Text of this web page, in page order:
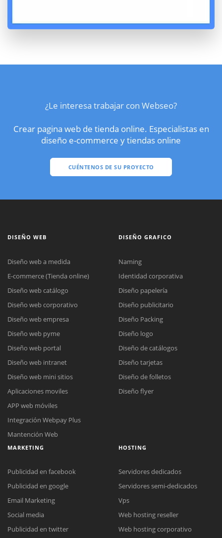
¿Le interesa trabajar con Webseo?
Crear pagina web de tienda online. Especialistas en
diseño e-commerce y tiendas online
CUÉNTENOS DE SU PROYECTO
DISEÑO WEB
Diseño web a medida
E-commerce (Tienda online)
Diseño web catálogo
Diseño web corporativo
Diseño web empresa
Diseño web pyme
Diseño web portal
Diseño web intranet
Diseño web mini sitios
Aplicaciones moviles
APP web móviles
Integración Webpay Plus
Mantención Web
DISEÑO GRAFICO
Naming
Identidad corporativa
Diseño papelería
Diseño publicitario
Diseño Packing
Diseño logo
Diseño de catálogos
Diseño tarjetas
Diseño de folletos
Diseño flyer
MARKETING
Publicidad en facebook
Publicidad en google
Email Marketing
Social media
Publicidad en twitter
HOSTING
Servidores dedicados
Servidores semi-dedicados
Vps
Web hosting reseller
Web hosting corporativo